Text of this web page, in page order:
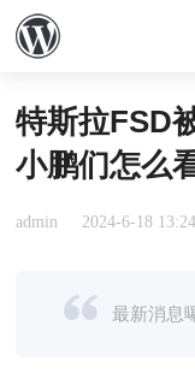
特斯拉FSD
小鹏们怎么
admin 2024-6-18 13:24